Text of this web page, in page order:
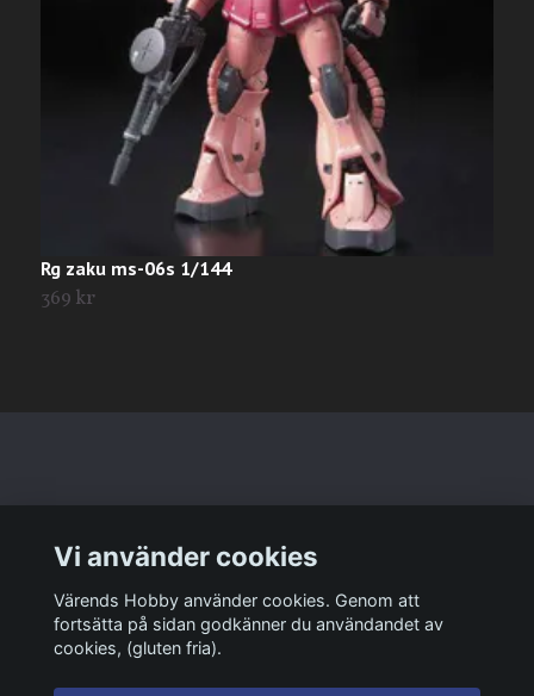
Rg zaku ms-06s 1/144
369 kr
Sociala medier
Vi använder cookies
Värends Hobby använder cookies. Genom att
fortsätta på sidan godkänner du användandet av
cookies, (gluten fria).